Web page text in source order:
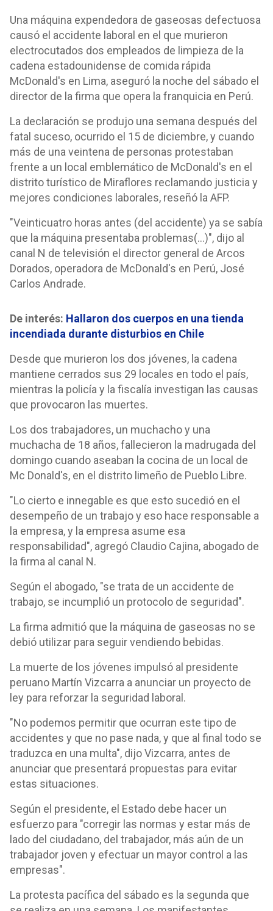
Una máquina expendedora de gaseosas defectuosa
causó el accidente laboral en el que murieron
electrocutados dos empleados de limpieza de la
cadena estadounidense de comida rápida
McDonald's en Lima, aseguró la noche del sábado el
director de la firma que opera la franquicia en Perú.
La declaración se produjo una semana después del
fatal suceso, ocurrido el 15 de diciembre, y cuando
más de una veintena de personas protestaban
frente a un local emblemático de McDonald's en el
distrito turístico de Miraflores reclamando justicia y
mejores condiciones laborales, reseñó la AFP.
"Veinticuatro horas antes (del accidente) ya se sabía
que la máquina presentaba problemas(...)", dijo al
canal N de televisión el director general de Arcos
Dorados, operadora de McDonald's en Perú, José
Carlos Andrade.
De interés: Hallaron dos cuerpos en una tienda
incendiada durante disturbios en Chile
Desde que murieron los dos jóvenes, la cadena
mantiene cerrados sus 29 locales en todo el país,
mientras la policía y la fiscalía investigan las causas
que provocaron las muertes.
Los dos trabajadores, un muchacho y una
muchacha de 18 años, fallecieron la madrugada del
domingo cuando aseaban la cocina de un local de
Mc Donald's, en el distrito limeño de Pueblo Libre.
"Lo cierto e innegable es que esto sucedió en el
desempeño de un trabajo y eso hace responsable a
la empresa, y la empresa asume esa
responsabilidad", agregó Claudio Cajina, abogado de
la firma al canal N.
Según el abogado, "se trata de un accidente de
trabajo, se incumplió un protocolo de seguridad".
La firma admitió que la máquina de gaseosas no se
debió utilizar para seguir vendiendo bebidas.
La muerte de los jóvenes impulsó al presidente
peruano Martín Vizcarra a anunciar un proyecto de
ley para reforzar la seguridad laboral.
"No podemos permitir que ocurran este tipo de
accidentes y que no pase nada, y que al final todo se
traduzca en una multa", dijo Vizcarra, antes de
anunciar que presentará propuestas para evitar
estas situaciones.
Según el presidente, el Estado debe hacer un
esfuerzo para "corregir las normas y estar más de
lado del ciudadano, del trabajador, más aún de un
trabajador joven y efectuar un mayor control a las
empresas".
La protesta pacífica del sábado es la segunda que